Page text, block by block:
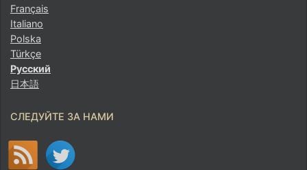
Français
Italiano
Polska
Türkçe
Русский
日本語
СЛЕДУЙТЕ ЗА НАМИ